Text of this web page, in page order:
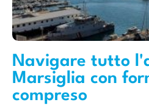
Navigare tutto
Marsiglia con
compreso